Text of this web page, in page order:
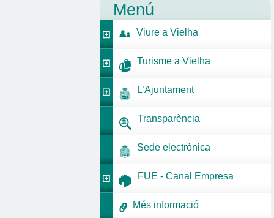
Menú
Viure a Vielha
Turisme a Vielha
L’Ajuntament
Transparència
Sede electrònica
FUE - Canal Empresa
Més informació